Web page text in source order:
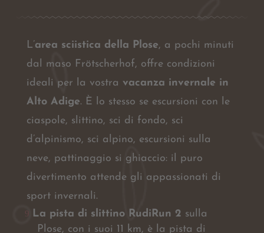
L’area sciistica della Plose, a pochi minuti
dal maso Frötscherhof, offre condizioni
ideali per la vostra vacanza invernale in
Alto Adige. È lo stesso se escursioni con le
ciaspole, slittino, sci di fondo, sci
d’alpinismo, sci alpino, escursioni sulla
neve, pattinaggio si ghiaccio: il puro
divertimento attende gli appassionati di
sport invernali.
La pista di slittino RudiRun 2 sulla
Plose, con i suoi 11 km, è la pista di